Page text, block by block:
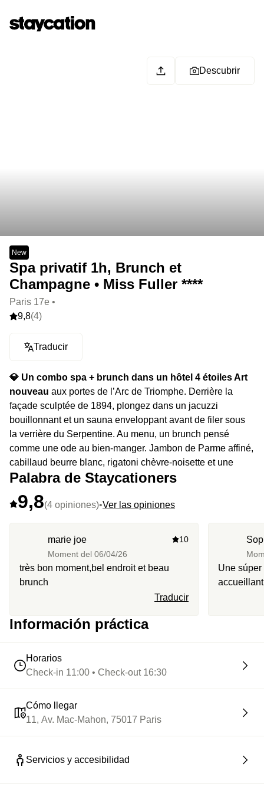
Descubrir
New
Spa privatif 1h, Brunch et
Champagne • Miss Fuller ****
Paris 17e •
9,8(4)
Traducir
💎 Un combo spa + brunch dans un hôtel 4 étoiles Art
nouveau aux portes de l’Arc de Triomphe. Derrière la
façade sculptée de 1894, plongez dans un jacuzzi
bouillonnant et un sauna enveloppant avant de filer sous
la verrière du Serpentine. Au menu, un brunch pensé
comme une ode au bien-manger. Jambon de Parme affiné,
cabillaud beurre blanc, rigatoni chèvre-noisette et une
ribambelle de desserts où citron, chocolat et choux
bouteille de champagne scelle l’instant, au spa ou sous la
⭐️ Le highlight :Un hôtel inspiré par Loïe Fuller, pionnière
de la danse moderne, où chaque recoin fait virevolter
l’histoire et le design.
Palabra de Staycationers
9,8(4 opiniones)•Ver las opiniones
marie joe
Moment del 06/04/26
10
très bon moment,bel endroit et beau
brunch
Traducir
Une
Información práctica
Horarios
Check-in 11:00 • Check-out 16:30
Cómo llegar
11, Av. Mac-Mahon, 75017 Paris
Servicios y accesibilidad